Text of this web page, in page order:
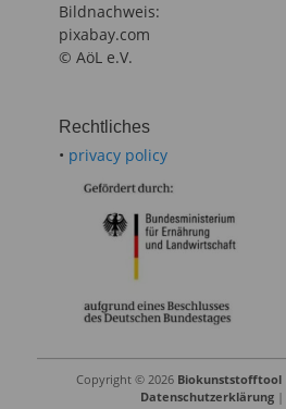
Bildnachweis:
pixabay.com
© AöL e.V.
Rechtliches
• privacy policy
Copyright © 2026 Biokunststofftool
Datenschutzerklärung |